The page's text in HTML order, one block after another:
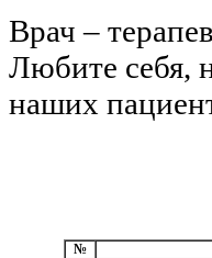
Врач –
Любите себя,
наших
№